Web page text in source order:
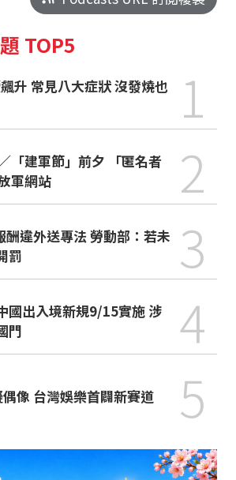
TOP5
1
「建軍節」前夕 「匿名者
軍網站
2
違外送專法 勞動部：若未
罰
3
國出入境新規9/15實施 涉
門
4
像 台灣娛樂首闢新賽道 5